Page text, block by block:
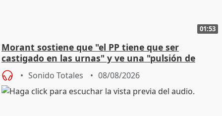
01:53
Morant sostiene que "el PP tiene que ser
castigado en las urnas" y ve una "pulsión de
cambio"
Sonido Totales 08/08/2026